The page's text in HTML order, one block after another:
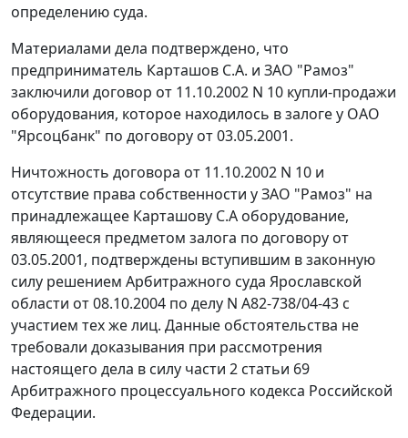
определению суда.
Материалами дела подтверждено, что
предприниматель Карташов С.А. и ЗАО "Рамоз"
заключили договор от 11.10.2002 N 10 купли-продажи
оборудования, которое находилось в залоге у ОАО
"Ярсоцбанк" по договору от 03.05.2001.
Ничтожность договора от 11.10.2002 N 10 и
отсутствие права собственности у ЗАО "Рамоз" на
принадлежащее Карташову С.А оборудование,
являющееся предметом залога по договору от
03.05.2001, подтверждены вступившим в законную
силу решением Арбитражного суда Ярославской
области от 08.10.2004 по делу N А82-738/04-43 с
участием тех же лиц. Данные обстоятельства не
требовали доказывания при рассмотрения
настоящего дела в силу части 2 статьи 69
Арбитражного процессуального кодекса Российской
Федерации.